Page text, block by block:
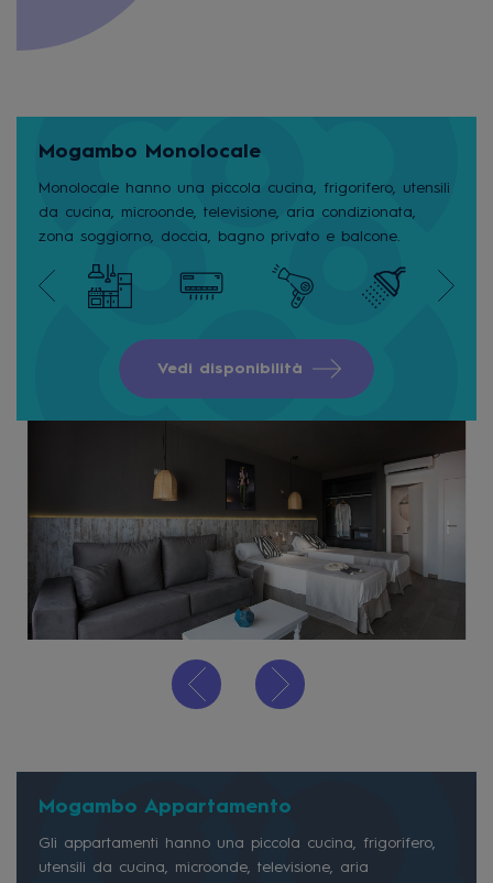
Mogambo Monolocale
Monolocale hanno una piccola cucina, frigorifero, utensili
da cucina, microonde, televisione, aria condizionata,
zona soggiorno, doccia, bagno privato e balcone.
Vedi disponibilità
Mogambo Appartamento
Gli appartamenti hanno una piccola cucina, frigorifero,
utensili da cucina, microonde, televisione, aria